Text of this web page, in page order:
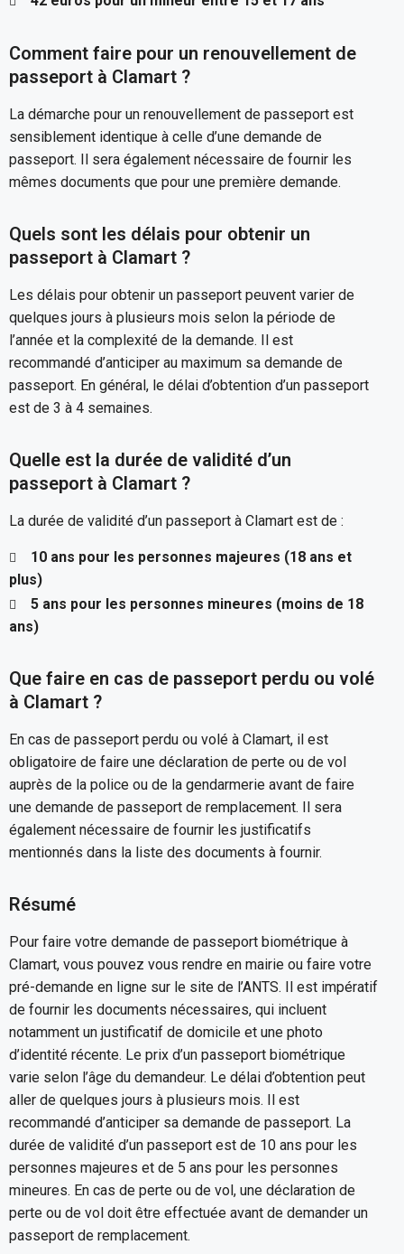
Comment faire pour un renouvellement de
passeport à Clamart ?
La démarche pour un renouvellement de passeport est
sensiblement identique à celle d’une demande de
passeport. Il sera également nécessaire de fournir les
mêmes documents que pour une première demande.
Quels sont les délais pour obtenir un
passeport à Clamart ?
Les délais pour obtenir un passeport peuvent varier de
quelques jours à plusieurs mois selon la période de
l’année et la complexité de la demande. Il est
recommandé d’anticiper au maximum sa demande de
passeport. En général, le délai d’obtention d’un passeport
est de 3 à 4 semaines.
Quelle est la durée de validité d’un
passeport à Clamart ?
La durée de validité d’un passeport à Clamart est de :
10 ans pour les personnes majeures (18 ans et
plus)
5 ans pour les personnes mineures (moins de 18
ans)
Que faire en cas de passeport perdu ou volé
à Clamart ?
En cas de passeport perdu ou volé à Clamart, il est
obligatoire de faire une déclaration de perte ou de vol
auprès de la police ou de la gendarmerie avant de faire
une demande de passeport de remplacement. Il sera
également nécessaire de fournir les justificatifs
mentionnés dans la liste des documents à fournir.
Résumé
Pour faire votre demande de passeport biométrique à
Clamart, vous pouvez vous rendre en mairie ou faire votre
pré-demande en ligne sur le site de l’ANTS. Il est impératif
de fournir les documents nécessaires, qui incluent
notamment un justificatif de domicile et une photo
d’identité récente. Le prix d’un passeport biométrique
varie selon l’âge du demandeur. Le délai d’obtention peut
aller de quelques jours à plusieurs mois. Il est
recommandé d’anticiper sa demande de passeport. La
durée de validité d’un passeport est de 10 ans pour les
personnes majeures et de 5 ans pour les personnes
mineures. En cas de perte ou de vol, une déclaration de
perte ou de vol doit être effectuée avant de demander un
passeport de remplacement.